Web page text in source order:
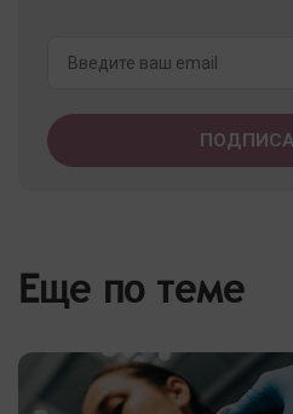
Еще по теме